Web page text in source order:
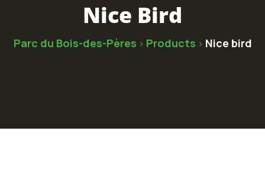
Nice Bird
Parc du Bois-des-Pères > Products > Nice bird